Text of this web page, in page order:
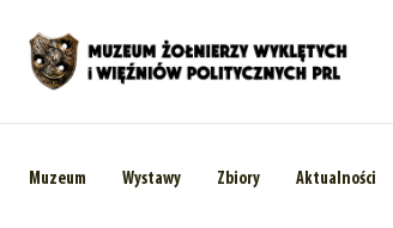
Muzeum Wystawy Zbiory Aktualności